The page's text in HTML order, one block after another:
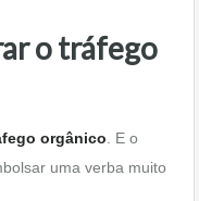
o tráfego
orgânico. E o
uma verba muito